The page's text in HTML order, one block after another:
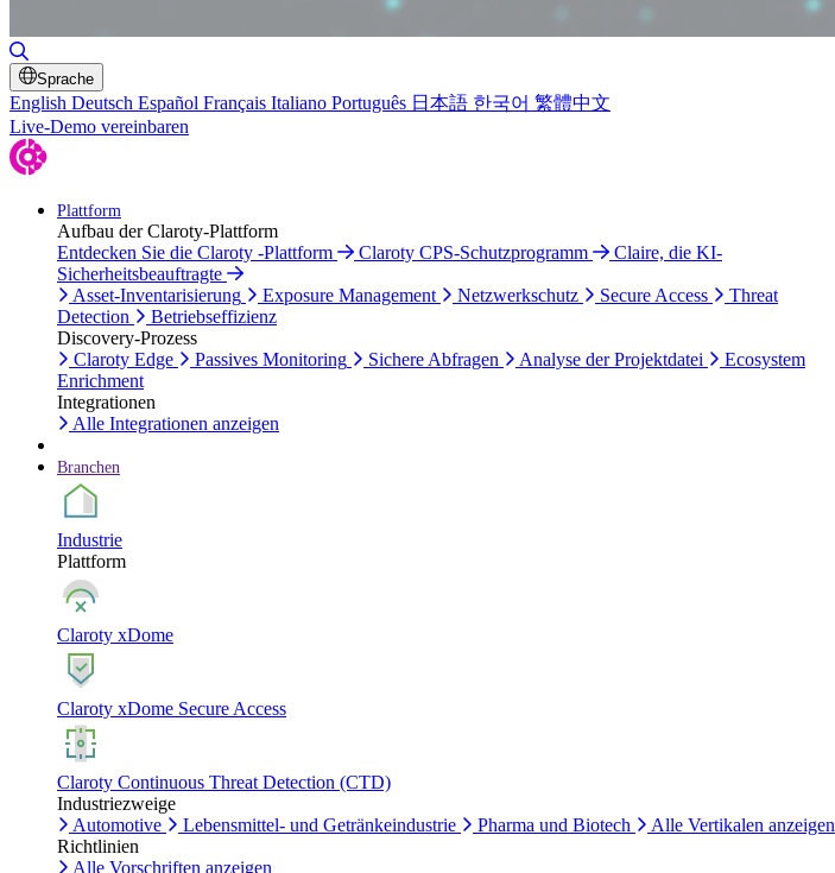
Sprache
English Deutsch Español Français Italiano Português 日本語 한국어 繁體中文
Live-Demo vereinbaren
Plattform
Aufbau der Claroty-Plattform
Entdecken Sie die Claroty -Plattform
Claroty CPS-Schutzprogramm
Claire, die KI-
Sicherheitsbeauftragte
Asset-Inventarisierung
Exposure Management Netzwerkschutz Secure Access
Threat
Detection
Betriebseffizienz
Discovery-Prozess
Claroty Edge
Passives Monitoring Sichere Abfragen Analyse der Projektdatei
Ecosystem
Enrichment
Integrationen
Alle Integrationen anzeigen
Branchen
Industrie
Plattform
Claroty xDome
Claroty xDome Secure Access
Claroty Continuous Threat Detection (CTD)
Industriezweige
Automotive
Lebensmittel- und Getränkeindustrie Pharma und Biotech
Alle Vertikalen anzeigen
Richtlinien
Alle Vorschriften anzeigen